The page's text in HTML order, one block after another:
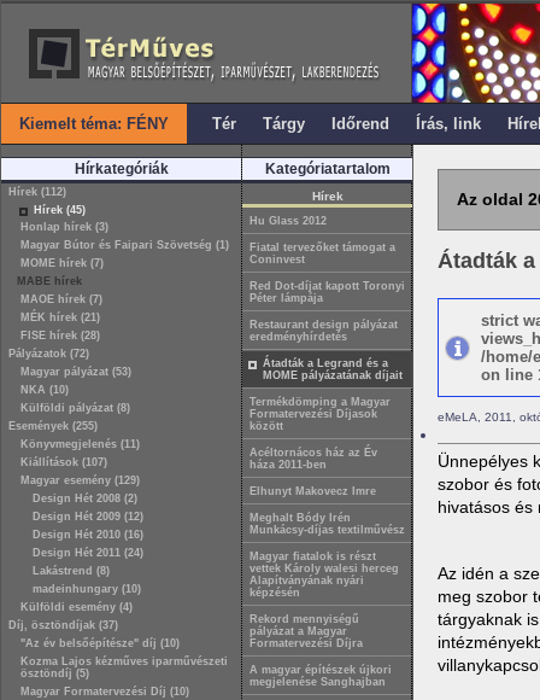
Kiemelt téma: FÉNY Tér Tárgy Időrend Írás, link
Hírkategóriák
Hírek (112)
Hírek (45)
Honlap hírek (3)
Magyar Bútor és Faipari Szövetség (1)
MOME hírek (7)
MABE hírek
MAOE hírek (7)
MÉK hírek (21)
FISE hírek (28)
Pályázatok (72)
Magyar pályázat (53)
NKA (10)
Külföldi pályázat (8)
Események (255)
Könyvmegjelenés (11)
Kiállítások (107)
Magyar esemény (129)
Design Hét 2008 (2)
Design Hét 2009 (12)
Design Hét 2010 (16)
Design Hét 2011 (24)
Lakástrend (8)
madeinhungary (10)
Külföldi esemény (4)
Díj, ösztöndíjak (37)
"Az év belsőépítésze" díj (10)
Kozma Lajos kézműves iparművészeti
ösztöndíj (5)
Magyar Formatervezési Díj (10)
Kategóriatartalom
Hírek
Hu Glass 2012
Fiatal tervezőket támogat a
Coninvest
Red Dot-díjat kapott Toronyi
Péter lámpája
Restaurant design pályázat
eredményhírdetés
Átadták a Legrand és a
MOME pályázatának díjait
Termékdömping a Magyar
Formatervezési Díjasok
között
Acéltornácos ház az Év
háza 2011-ben
Elhunyt Makovecz Imre
Meghalt Bódy Irén
Munkácsy-díjas textilművész
Magyar fiatalok is részt
vettek Károly walesi herceg
Alapítványának nyári
képzésén
Rekord mennyiségű
pályázat a Magyar
Formatervezési Díjra
A magyar építészek újkori
megjelenése Sanghajban
Az oldal
Átadták
strict
/home/
on line
eMeLA, 2011,
Ünnepélyes
szobor és
hivatásos és
Az idén a
meg szobor
tárgyaknak